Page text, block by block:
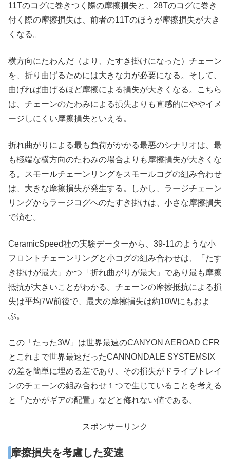
11Tのコグに巻きつく際の摩擦損失と、28Tのコグに巻き
付く際の摩擦損失は、前者の11Tのほうが摩擦損失が大き
くなる。
横方向にたわんだ（より、たすき掛けになった）チェーン
を、折り曲げるためには大きな力が必要になる。そして、
曲げれば曲げるほど摩擦による損失が大きくなる。こちら
は、チェーンのたわみによる損失よりも直感的にややイメ
ージしにくい摩擦損失といえる。
折れ曲がりによる最も負荷がかかる最悪のシナリオは、最
も極端な横方向のたわみの場合よりも摩擦損失が大きくな
る。スモールチェーンリングをスモールコグの組み合わせ
は、大きな摩擦損失が発生する。しかし、ラージチェーン
リングからラージコグへのたすき掛けは、小さな摩擦損失
で済む。
CeramicSpeed社の実験データーから、39-11のような小
フロントチェーンリングと小コグの組み合わせは、「たす
き掛けが最大」かつ「折れ曲がりが最大」であり最も摩擦
抵抗が大きいことがわかる。チェーンの摩擦抵抗による損
失は平均7W前後で、最大の摩擦損失は約10Wにもおよ
ぶ。
この「たった3W」は世界最速のCANYON AEROAD CFR
とこれまで世界最速だったCANNONDALE SYSTEMSIX
の差を簡単に埋める差であり、その損失がドライブトレイ
ンのチェーンの組み合わせ１つで生じていることを考える
と「たかがギアの配置」などと侮れない値である。
スポンサーリンク
摩擦損失を考慮した変速